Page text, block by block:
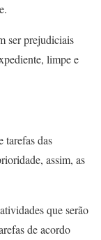
ser prejudiciais
limpe e
tarefas das
assim, as
que serão
de acordo